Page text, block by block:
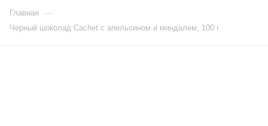
Главная —
Черный шоколад Cachet с апельсином и миндалем, 100 г